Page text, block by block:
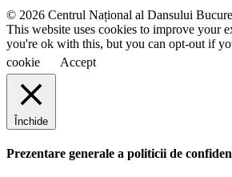
© 2026 Centrul Național al Dansului
This website uses cookies to improve your
you're ok with this, but you can opt-out if
cookie
Accept
Închide
Prezentare generale a politicii de